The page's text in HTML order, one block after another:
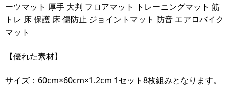
ーツマット 厚手 大判 フロアマット トレーニングマット 筋
トレ 床 保護 床 傷防止 ジョイントマット 防音 エアロバイク
マット
【優れた素材】
サイズ：60cm×60cm×1.2cm 1セット8枚組みとなります。